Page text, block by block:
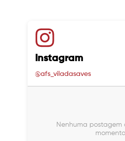
Instagram
@afs_viladasaves
Nenhuma postagem